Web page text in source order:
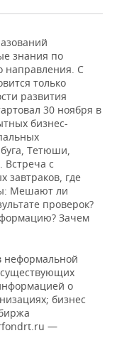
знания по
направления. С
только
развития
30 ноября в
бизнес-
Тетюши,
Встреча с
завтраков, где
Мешают ли
проверок?
Зачем
неформальной
о
бизнес
—